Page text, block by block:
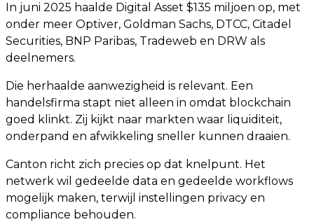
In juni 2025 haalde Digital Asset $135 miljoen op, met
onder meer Optiver, Goldman Sachs, DTCC, Citadel
Securities, BNP Paribas, Tradeweb en DRW als
deelnemers.
Die herhaalde aanwezigheid is relevant. Een
handelsfirma stapt niet alleen in omdat blockchain
goed klinkt. Zij kijkt naar markten waar liquiditeit,
onderpand en afwikkeling sneller kunnen draaien.
Canton richt zich precies op dat knelpunt. Het
netwerk wil gedeelde data en gedeelde workflows
mogelijk maken, terwijl instellingen privacy en
compliance behouden.